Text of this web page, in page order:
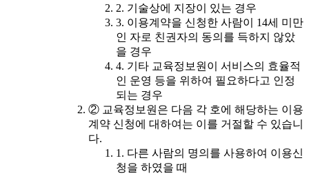
2. 기술상에 지장이 있는 경우
3. 이용계약을 신청한 사람이 14세 미만
인 자로 친권자의 동의를 득하지 않았
을 경우
4. 기타 교육정보원이 서비스의 효율적
인 운영 등을 위하여 필요하다고 인정
되는 경우
② 교육정보원은 다음 각 호에 해당하는 이용
계약 신청에 대하여는 이를 거절할 수 있습니
다.
1. 다른 사람의 명의를 사용하여 이용신
청을 하였을 때